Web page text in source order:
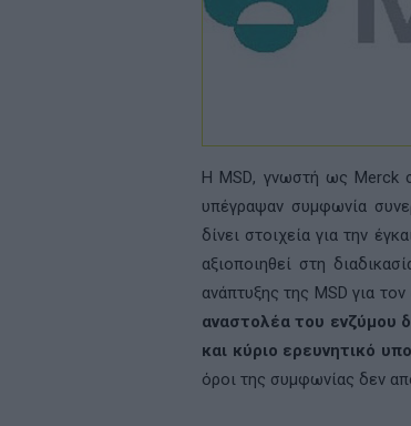
Η MSD, γνωστή ως Merck
υπέγραψαν συμφωνία
δίνει στοιχεία για την
αξιοποιηθεί στη
ανάπτυξης της MSD για τον
αναστολέα του ενζύμου
και κύριο ερευνητικό
όροι της συμφωνίας δεν